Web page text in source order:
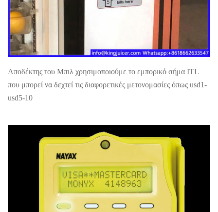
Αποδέκτης του Μπιλ χρησιμοποιούμε το εμπορικό σήμα ITL
που μπορεί να δεχτεί τις διαφορετικές μετονομασίες όπως usd1-
usd5-10